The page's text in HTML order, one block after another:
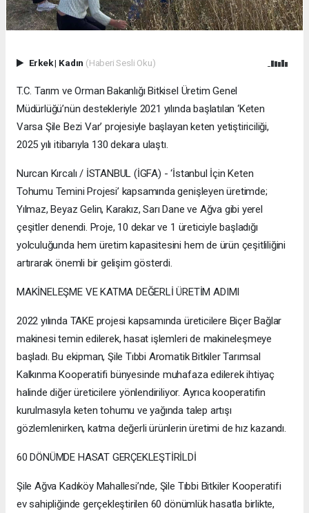
Erkek| Kadın (Haberi Sesli Oku)
T.C. Tarım ve Orman Bakanlığı Bitkisel Üretim Genel
Müdürlüğü’nün destekleriyle 2021 yılında başlatılan ‘Keten
Varsa Şile Bezi Var’ projesiyle başlayan keten yetiştiriciliği,
2025 yılı itibarıyla 130 dekara ulaştı.
Nurcan Kırcalı / İSTANBUL (İGFA) - ‘İstanbul İçin Keten
Tohumu Temini Projesi’ kapsamında genişleyen üretimde;
Yılmaz, Beyaz Gelin, Karakız, Sarı Dane ve Ağva gibi yerel
çeşitler denendi. Proje, 10 dekar ve 1 üreticiyle başladığı
yolculuğunda hem üretim kapasitesini hem de ürün çeşitliliğini
artırarak önemli bir gelişim gösterdi.
MAKİNELEŞME VE KATMA DEĞERLİ ÜRETİM ADIMI
2022 yılında TAKE projesi kapsamında üreticilere Biçer Bağlar
makinesi temin edilerek, hasat işlemleri de makineleşmeye
başladı. Bu ekipman, Şile Tıbbi Aromatik Bitkiler Tarımsal
Kalkınma Kooperatifi bünyesinde muhafaza edilerek ihtiyaç
halinde diğer üreticilere yönlendiriliyor. Ayrıca kooperatifin
kurulmasıyla keten tohumu ve yağında talep artışı
gözlemlenirken, katma değerli ürünlerin üretimi de hız kazandı.
60 DÖNÜMDE HASAT GERÇEKLEŞTİRİLDİ
Şile Ağva Kadıköy Mahallesi’nde, Şile Tıbbi Bitkiler Kooperatifi
ev sahipliğinde gerçekleştirilen 60 dönümlük hasatla birlikte,